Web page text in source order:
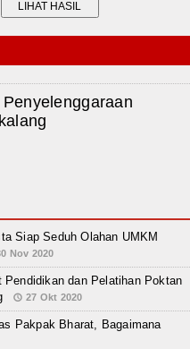
Siap Seduh Olahan UMKM
Nov 2020
dan Pelatihan Poktan
27 Okt 2020
Pakpak Bharat, Bagaimana